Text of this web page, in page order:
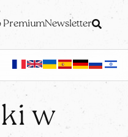
PremiumNewsletter
w